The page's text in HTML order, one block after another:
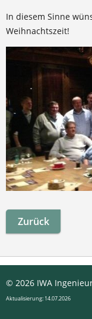
In diesem Sinne
Weihnachtszeit!
Zurück
© 2026 IWA
Aktualisierung: 14.07.2026